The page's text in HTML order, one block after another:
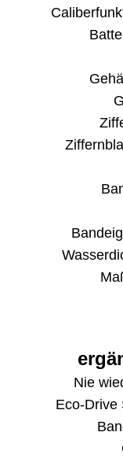
Nie
Eco-Drive